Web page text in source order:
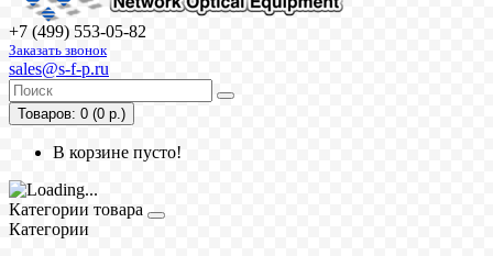
+7 (499) 553-05-82
Заказать звонок
sales@s-f-p.ru
Товаров: 0 (0 р.)
В корзине пусто!
Категории товара
Категории